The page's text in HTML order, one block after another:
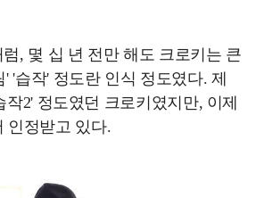
, 몇 십 년 전만 해도 크로키는 큰
'습작' 정도란 인식 정도였다. 제
작2' 정도였던 크로키였지만, 이제
인정받고 있다.